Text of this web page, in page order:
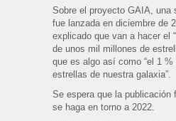
Sobre el proyecto GAIA, una
fue lanzada en diciembre de
explicado que van a hacer el
de unos mil millones de
que es algo así como “el 1
estrellas de nuestra galaxia”.
Se espera que la publicación
se haga en torno a 2022.